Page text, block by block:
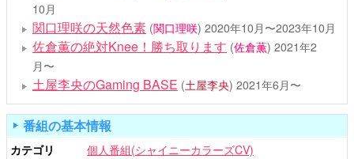
10月
関口理咲の天然色素 (関口理咲) 2020年10月〜2023年10月
佐倉薫の絶対Knee！勝ち取ります (佐倉薫) 2021年2
月〜
土屋李央のGaming BASE (土屋李央) 2021年6月〜
番組の基本情報
カテゴリ
個人番組(シャイニーカラーズCV)